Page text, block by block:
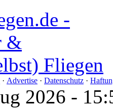
· Advertise · Datenschutz ·
2026 -